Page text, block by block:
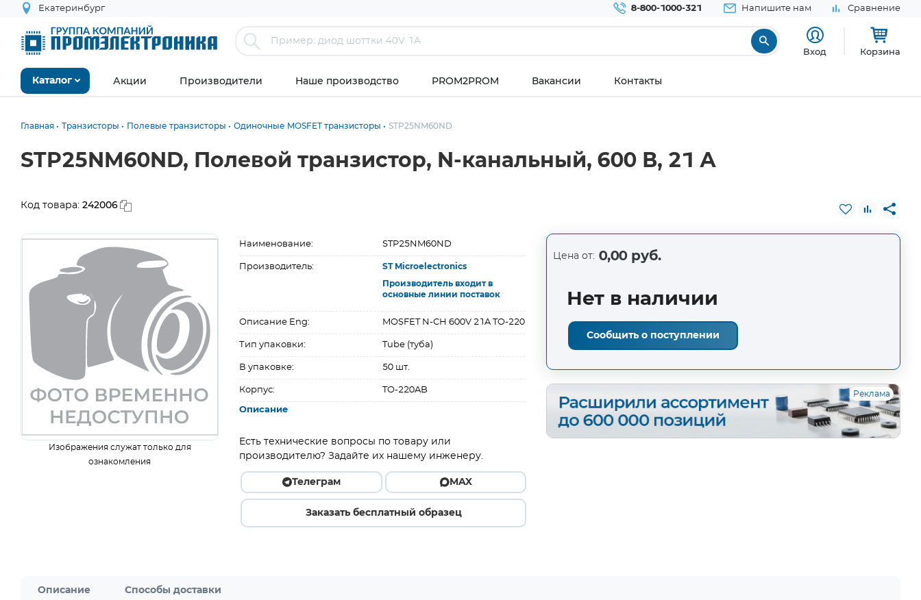
Екатеринбург 8-800-1000-321 Напишите нам Сравнение
Вход Корзина
Каталог Акции Производители Наше производство PROM2PROM Вакансии Контакты
Главная Транзисторы Полевые транзисторы Одиночные MOSFET транзисторы STP25NM60ND
STP25NM60ND, Полевой транзистор, N-канальный, 600 В, 21 А
Код товара: 242006
Изображения служат только для
ознакомления
Наименование: STP25NM60ND
Производитель: ST Microelectronics
Производитель входит в
основные линии поставок
Описание Eng: MOSFET N-CH 600V 21A TO-220
Тип упаковки: Tube (туба)
В упаковке: 50 шт.
Корпус: TO-220AB
Описание
Есть технические вопросы по товару или
производителю? Задайте их нашему инженеру.
Телеграм MAX
Заказать бесплатный образец
Цена от: 0,00 руб.
Нет в наличии
Сообщить о поступлении
Реклама
Описание Способы доставки